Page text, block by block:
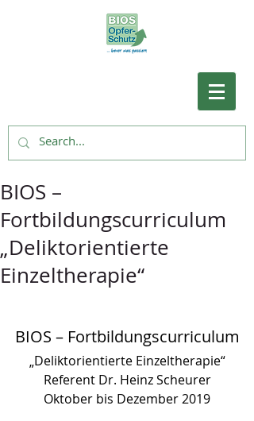
BIOS –
Fortbildungscurriculum
„Deliktorientierte
Einzeltherapie“
BIOS – Fortbildungscurriculum
„Deliktorientierte Einzeltherapie“
Referent Dr. Heinz Scheurer
Oktober bis Dezember 2019